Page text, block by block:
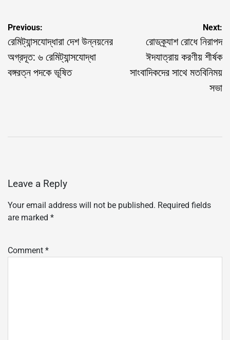
Post
navigation
Previous:
রেমিট্যান্সযোদ্ধারা দেশ উন্নয়নের
অগ্রদূত: ৬ রেমিট্যান্সযোদ্ধা
বঙ্গরত্ন পদকে ভূষিত
Next:
রোডক্র্যাশ রোধে নিরাপদ
ঈদযাত্রায় করণীয় শীর্ষক
সাংবাদিকদের সাথে মতবিনিময়
সভা
Leave a Reply
Your email address will not be published. Required fields
are marked *
Comment *